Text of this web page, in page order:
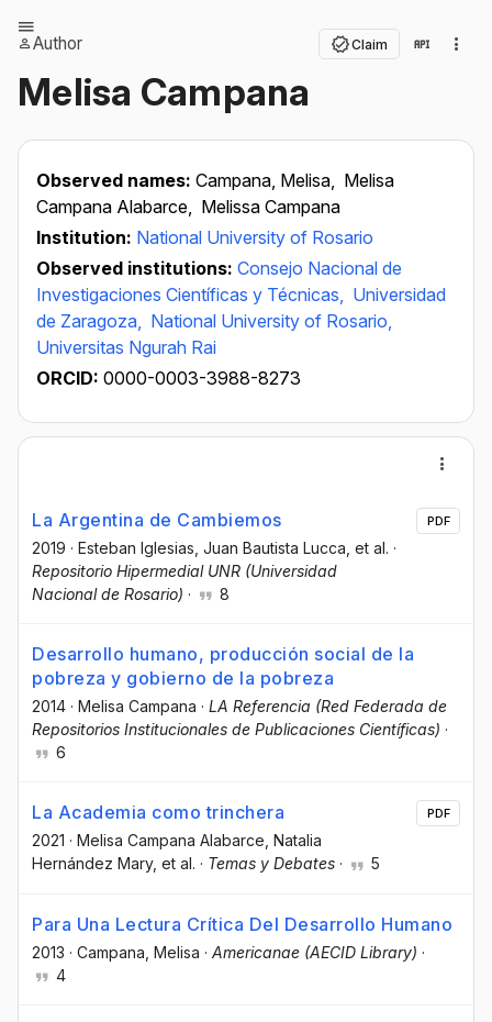
Author Claim
Melisa Campana
Observed names: Campana, Melisa, Melisa
Campana Alabarce, Melissa Campana
Institution: National University of Rosario
Observed institutions: Consejo Nacional de
Investigaciones Científicas y Técnicas, Universidad
de Zaragoza, National University of Rosario,
Universitas Ngurah Rai
ORCID: 0000-0003-3988-8273
La Argentina de Cambiemos
2019 · Esteban Iglesias , Juan Bautista Lucca , et al. ·
Repositorio Hipermedial UNR (Universidad
Nacional de Rosario) · 8
PDF
Desarrollo humano, producción social de la
pobreza y gobierno de la pobreza
2014 · Melisa Campana · LA Referencia (Red Federada de
Repositorios Institucionales de Publicaciones Científicas) ·
6
La Academia como trinchera
2021 · Melisa Campana Alabarce , Natalia
Hernández Mary, et al. · Temas y Debates · 5
PDF
Para Una Lectura Crítica Del Desarrollo Humano
2013 · Campana, Melisa · Americanae (AECID Library) ·
4